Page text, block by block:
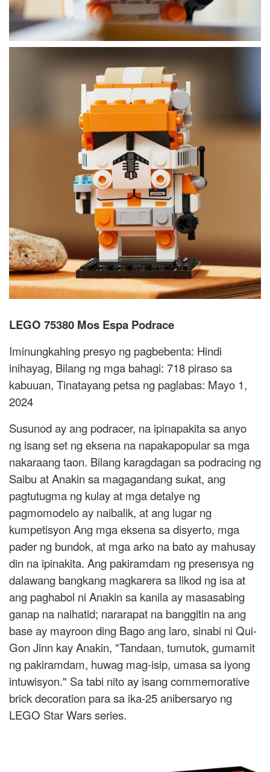
LEGO 75380 Mos Espa Podrace
Iminungkahing presyo ng pagbebenta: Hindi
inihayag, Bilang ng mga bahagi: 718 piraso sa
kabuuan, Tinatayang petsa ng paglabas: Mayo 1,
2024
Susunod ay ang podracer, na ipinapakita sa anyo
ng isang set ng eksena na napakapopular sa mga
nakaraang taon. Bilang karagdagan sa podracing ng
Saibu at Anakin sa magagandang sukat, ang
pagtutugma ng kulay at mga detalye ng
pagmomodelo ay naibalik, at ang lugar ng
kumpetisyon Ang mga eksena sa disyerto, mga
pader ng bundok, at mga arko na bato ay mahusay
din na ipinakita. Ang pakiramdam ng presensya ng
dalawang bangkang magkarera sa likod ng isa at
ang paghabol ni Anakin sa kanila ay masasabing
ganap na naihatid; nararapat na banggitin na ang
base ay mayroon ding Bago ang laro, sinabi ni Qui-
Gon Jinn kay Anakin, "Tandaan, tumutok, gumamit
ng pakiramdam, huwag mag-isip, umasa sa iyong
intuwisyon." Sa tabi nito ay isang commemorative
brick decoration para sa ika-25 anibersaryo ng
LEGO Star Wars series.